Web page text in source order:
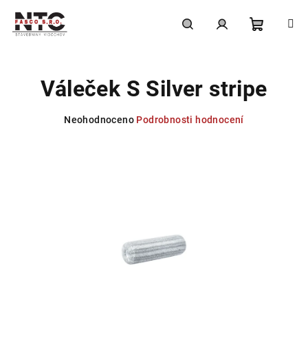
obsah
košík
Váleček S Silver stripe
Průměrné
Neohodnoceno Podrobnosti hodnocení